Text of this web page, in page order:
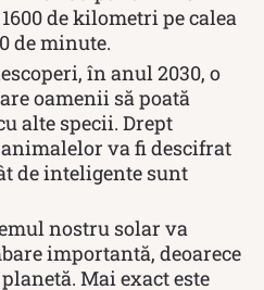
de kilometri pe calea
de minute.
în anul 2030, o
oamenii să poată
alte specii. Drept
va fi descifrat
de inteligente sunt
nostru solar va
importantă, deoarece
Mai exact este